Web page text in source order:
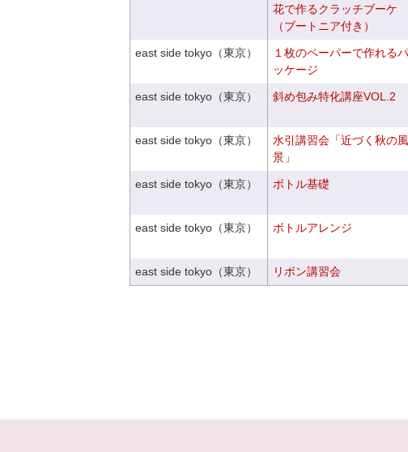
花で作るクラッチブーケ
（ブートニア付き）
east side tokyo（東京）
１枚のペーパーで作れるパ
ッケージ
east side tokyo（東京） 斜め包み特化講座VOL.2
east side tokyo（東京）
水引講習会「近づく秋の風
景」
east side tokyo（東京） ボトル基礎
east side tokyo（東京） ボトルアレンジ
east side tokyo（東京） リボン講習会